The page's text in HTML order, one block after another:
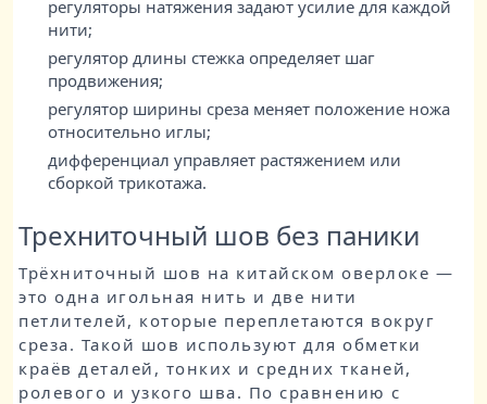
регуляторы натяжения задают усилие для каждой
нити;
регулятор длины стежка определяет шаг
продвижения;
регулятор ширины среза меняет положение ножа
относительно иглы;
дифференциал управляет растяжением или
сборкой трикотажа.
Трехниточный шов без паники
Трёхниточный шов на китайском оверлоке —
это одна игольная нить и две нити
петлителей, которые переплетаются вокруг
среза. Такой шов используют для обметки
краёв деталей, тонких и средних тканей,
ролевого и узкого шва. По сравнению с